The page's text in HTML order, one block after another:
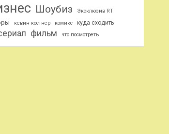
Шоубиз Эксклюзив RT
кевин костнер комикс
куда сходить
фильм что посмотреть